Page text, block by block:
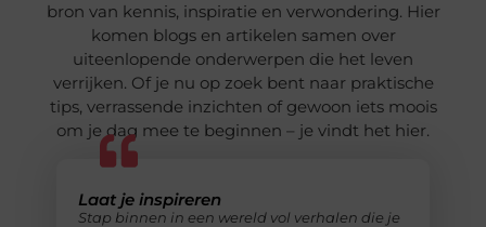
bron van kennis, inspiratie en verwondering. Hier
komen blogs en artikelen samen over
uiteenlopende onderwerpen die het leven
verrijken. Of je nu op zoek bent naar praktische
tips, verrassende inzichten of gewoon iets moois
om je dag mee te beginnen – je vindt het hier.
Laat je inspireren
Stap binnen in een wereld vol verhalen die je